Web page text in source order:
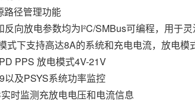
路径管理功能
反向放电参数均为I²C/SMBus可编程，用于
式下支持高达8A的系统和充电电流，放电模
PPS 放电模式4V-21V
以及PSYS系统功率监控
时监测充放电电压和电流信息